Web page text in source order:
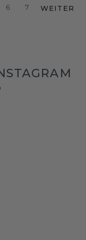
6 7 WEITER